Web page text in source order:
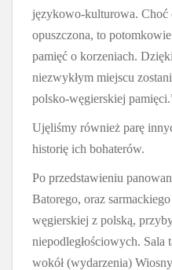
językowo-kulturowa. Choć
opuszczona, to
pamięć o korzeniach.
niezwykłym miejscu
polsko-węgierskiej
Ujęliśmy również parę
historię ich bohaterów.
Po przedstawieniu
Batorego, oraz
węgierskiej z polską,
niepodległościowych. Sala
wokół (wydarzenia)